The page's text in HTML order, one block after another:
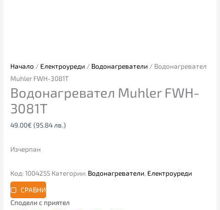
Начало / Електроуреди / Водонагреватели / Водонагревател
Muhler FWH-3081T
Водонагревател Muhler FWH-
3081T
49.00€ (95.84 лв.)
Изчерпан
Код:1004255 Категории: Водонагреватели, Електроуреди
СРАВНИ
Сподели с приятел